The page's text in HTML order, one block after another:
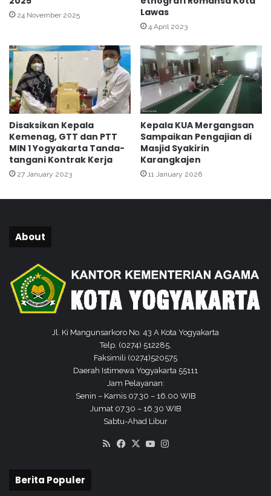
N
A
r
r
o
h
m
a
h
C
o
k
n
24 November 2025
Lawas
4 April 2023
Disaksikan Kepala
Kemenag, GTT dan PTT
MIN 1 Yogyakarta Tanda-
tangani Kontrak Kerja
27 January 2023
Kepala KUA Mergangsan
Sampaikan Pengajian di
Masjid Syakirin
Karangkajen
11 January 2026
About
Jl. Ki Mangunsarkoro No. 43 A Kota Yogyakarta
Telp. (0274) 512285,
Faksimili (0274)520575
Daerah Istimewa Yogyakarta 55111
Jam Pelayanan:
Senin – Kamis 07.30 – 16.00 WIB
Jumat 07.30 – 16.30 WIB
Sabtu-Ahad Libur
RSS Facebook
X YouTube
Berita Populer